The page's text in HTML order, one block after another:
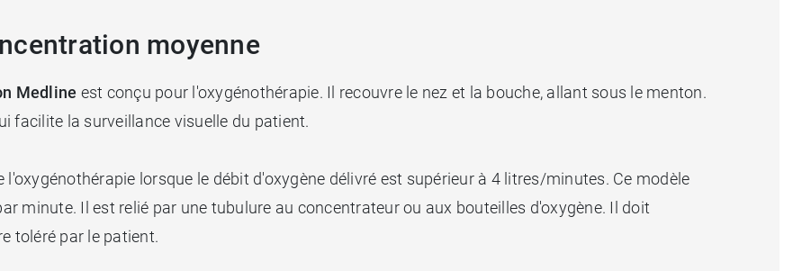
moyenne
Medline est conçu pour l'oxygénothérapie. Il recouvre le nez et la bouche, allant sous le menton.
facilite la surveillance visuelle du patient.
lorsque le débit d'oxygène délivré est supérieur à 4 litres/minutes. Ce modèle
minute. Il est relié par une tubulure au concentrateur ou aux bouteilles d'oxygène. Il doit
toléré par le patient.